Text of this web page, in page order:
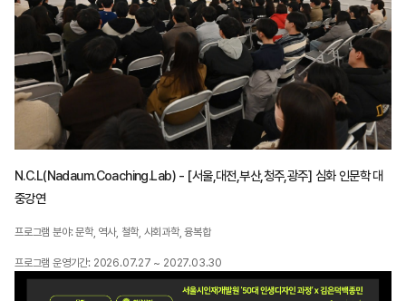
N.C.L(Nadaum.Coaching.Lab) - [서울,대전,부산,청주,광주] 심화 인문학 대
중강연
프로그램 분야: 문학, 역사, 철학, 사회과학, 융복합
프로그램 운영기간: 2026.07.27 ~ 2027.03.30